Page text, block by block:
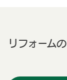
リフォーム